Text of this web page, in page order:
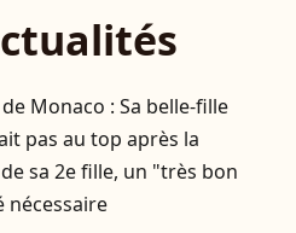
Monaco : Sa belle-fille
pas au top après la
sa 2e fille, un "très bon
nécessaire